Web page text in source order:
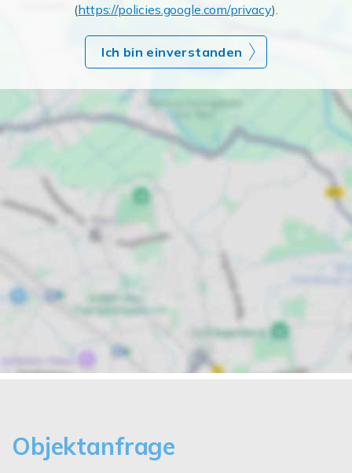
(https://policies.google.com/privacy).
Ich bin einverstanden
Objektanfrage